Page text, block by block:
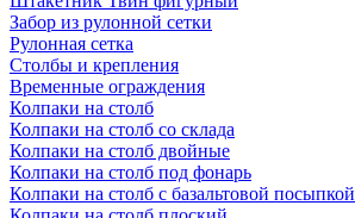
Забор из рулонной сетки
Рулонная сетка
Столбы и крепления
Временные ограждения
Колпаки на столб
Колпаки на столб со склада
Колпаки на столб двoйные
Колпаки на столб под фонарь
Колпаки на столб с базальтовой посыпкой